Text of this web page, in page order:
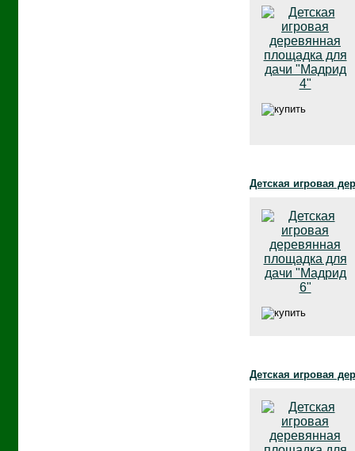
Детская игровая
Детская игровая